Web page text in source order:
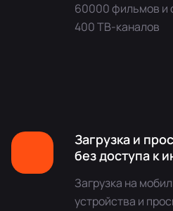
60000 фильмов и
400 ТВ-каналов
Загрузка и
без доступа к
Загрузка на
устройства и